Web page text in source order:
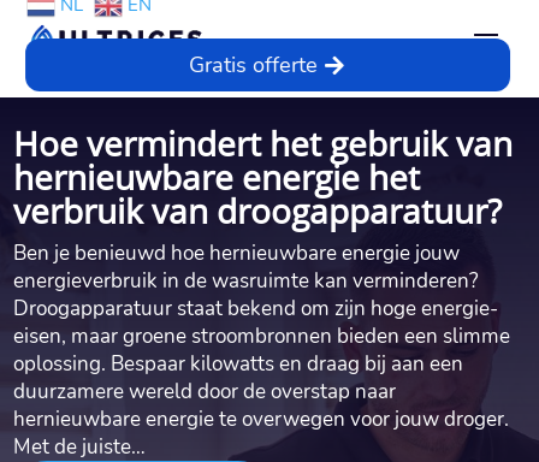
NL EN
Gratis offerte
Hoe vermindert het gebruik van
hernieuwbare energie het
verbruik van droogapparatuur?
Ben je benieuwd hoe hernieuwbare energie jouw
energieverbruik in de wasruimte kan verminderen?
Droogapparatuur staat bekend om zijn hoge energie-
eisen, maar groene stroombronnen bieden een slimme
oplossing.​ Bespaar kilowatts en draag bij aan een
duurzamere wereld door de overstap naar
hernieuwbare energie te overwegen voor jouw droger.​
Met de juiste…